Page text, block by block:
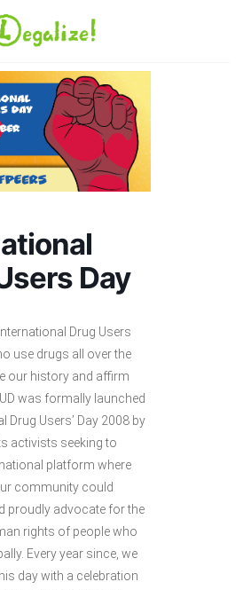
Day
Drug Users
use drugs all over the
our history and affirm
was formally launched
Drug Users’ Day 2008 by
activists seeking to
platform where
community could
proudly advocate for the
rights of people who
Every year since, we
day with a celebration